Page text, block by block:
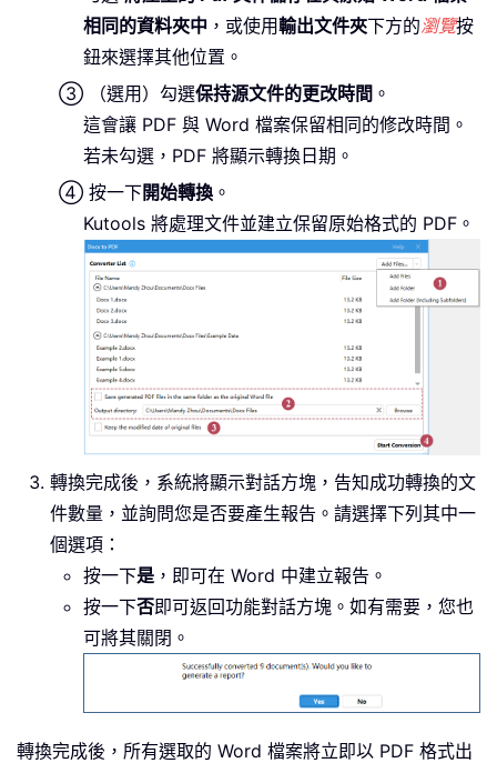
相同的資料夾中 ，或使用輸出文件夾下方的瀏覽按
鈕來選擇其他位置。
（選用）勾選保持源文件的更改時間 。
這會讓 PDF 與 Word 檔案保留相同的修改時間。
若未勾選，PDF 將顯示轉換日期。
按一下開始轉換 。
Kutools 將處理文件並建立保留原始格式的 PDF。
轉換完成後，系統將顯示對話方塊，告知成功轉換的文
件數量，並詢問您是否要產生報告。請選擇下列其中一
個選項：
按一下是，即可在 Word 中建立報告。
按一下否即可返回功能對話方塊。如有需要，您也
可將其關閉。
轉換完成後，所有選取的 Word 檔案將立即以 PDF 格式出